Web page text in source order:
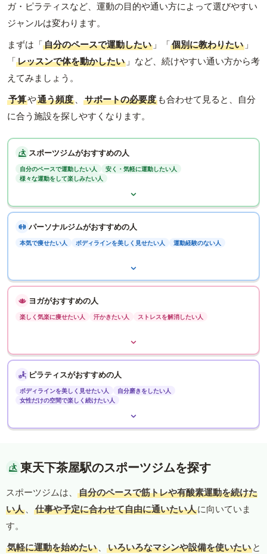
ガ・ピラティスなど、運動の目的や通い方によって選びやすい
ジャンルは変わります。
まずは「自分のペースで運動したい 」「個別に教わりたい 」
「レッスンで体を動かしたい 」など、続けやすい通い方から考
えてみましょう。
予算や通う頻度 、 サポートの必要度 も合わせて見ると、自分
に合う施設を探しやすくなります。
スポーツジムがおすすめの人
自分のペースで運動したい人
安く・気軽に運動したい人
様々な運動をして楽しみたい人
パーソナルジムがおすすめの人
本気で痩せたい人 ボディラインを美しく見せたい人 運動経験のない人
ヨガがおすすめの人
楽しく気楽に痩せたい人 汗かきたい人 ストレスを解消したい人
ピラティスがおすすめの人
ボディラインを美しく見せたい人
自分磨きをしたい人
女性だけの空間で楽しく続けたい人
東天下茶屋駅のスポーツジムを探す
スポーツジムは、
自分のペースで筋トレや有酸素運動を続けた
い人 、 仕事や予定に合わせて自由に通いたい人に向いていま
す。
気軽に運動を始めたい 、 いろいろなマシンや設備を使いたい と